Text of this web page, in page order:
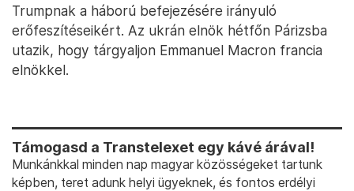
Trumpnak a háború befejezésére irányuló
erőfeszítéseikért. Az ukrán elnök hétfőn Párizsba
utazik, hogy tárgyaljon Emmanuel Macron francia
elnökkel.
Támogasd a Transtelexet egy kávé árával!
Munkánkkal minden nap magyar közösségeket tartunk
képben, teret adunk helyi ügyeknek, és fontos erdélyi